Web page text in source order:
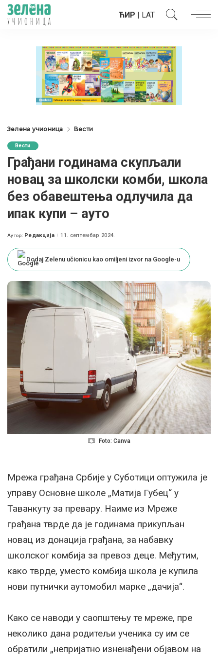
ЋИР | LAT
Зелена учионица Вести
Вести
Грађани годинама скупљали
новац за школски комби, школа
без обавештења одлучила да
ипак купи – ауто
Posted
Аутор: Редакција 11. септембар 2024.
Dodaj Zelenu učionicu kao omiljeni izvor na Google-u
Foto: Canva
Мрежа грађана Србије у Суботици оптужила је
управу Основне школе „Матија Губец“ у
Таванкуту за превару. Наиме из Мреже
грађана тврде да је годинама прикупљан
новац из донација грађана, за набавку
школског комбија за превоз деце. Међутим,
како тврде, уместо комбија школа је купила
нови путнички аутомобил марке „дачија“.
Како се наводи у саопштењу те мреже, пре
неколико дана родитељи ученика су им се
обратили „непријатно изненађени објавом на